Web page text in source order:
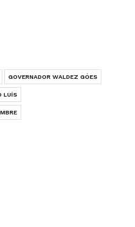
GOVERNADOR WALDEZ GÓES
LUÍS